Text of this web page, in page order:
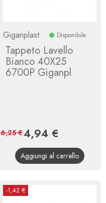
Giganplast Disponibile
Tappeto Lavello
Bianco 40X25
6700P Giganpl
Prezzo
4,94 €
base
6,25 €
Aggiungi al carrello
-1,42 €